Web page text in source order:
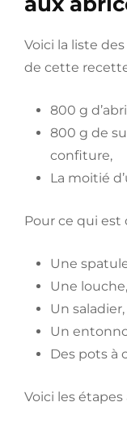
Voici la liste
de cette
800 g
800 g de
confiture,
La moitié
Pour ce qui est
Une
Une louche,
Un saladier,
Un
Des pots à
Voici les